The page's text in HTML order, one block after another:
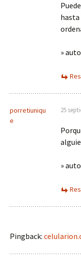
»
porretiuniqu
e
25
»
Pingback: